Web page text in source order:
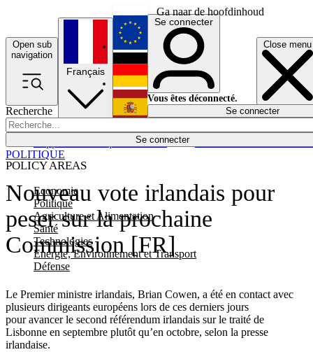
Ga naar de hoofdinhoud
Open sub
navigation
Close menu
Recherche
Se connecter
POLICY AREAS
Economie
Politique
Agriculture et Alimentation
Santé
Technologies
Energie, Environnement et Transport
Défense
Économie
Français
English
Deutsch
Español
Se connecter
Vous êtes déconnecté.
Se connecter
Nouveau vote irlandais pour
peser sur la prochaine
Commission [FR]
Le Premier ministre irlandais, Brian Cowen, a été en contact avec
plusieurs dirigeants européens lors de ces derniers jours
pour avancer le second référendum irlandais sur le traité de
Lisbonne en septembre plutôt qu’en octobre, selon la presse
irlandaise.
POLITIQUE